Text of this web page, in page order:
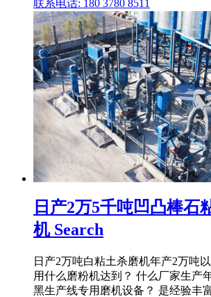
联系电话: 180 3780 8511
日产2万5千吨凹凸棒石
机 Search
日产2万吨白粘土杀磨机年产2万吨
用什么磨粉机达到？ 什么厂家生产
黑生产线专用磨机设备？ 是经验丰